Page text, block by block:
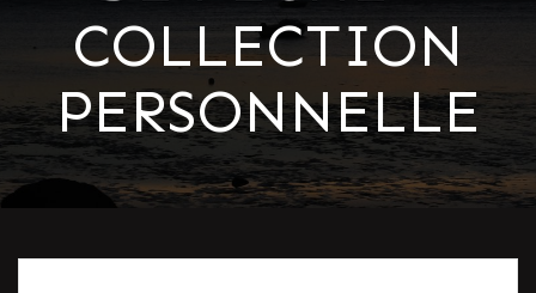
COLLECTION
PERSONNELLE